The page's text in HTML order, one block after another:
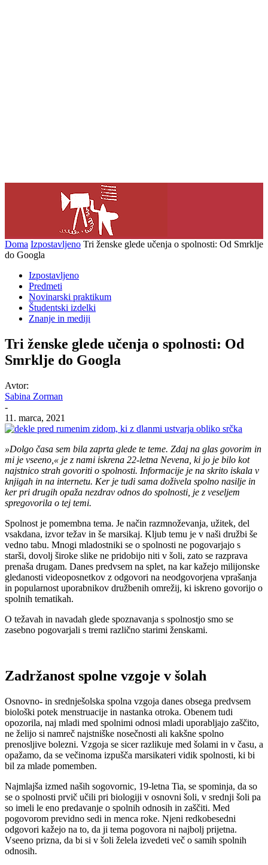
Doma Izpostavljeno Tri ženske glede učenja o spolnosti: Od Smrklje
do Googla
Izpostavljeno
Predmeti
Novinarski praktikum
Študentski izdelki
Znanje in mediji
Tri ženske glede učenja o spolnosti: Od
Smrklje do Googla
Avtor:
Sabina Zorman
-
11. marca, 2021
»Dolgo časa sem bila zaprta glede te teme. Zdaj na glas govorim in
mi je vseeno,« je z nami iskrena 22-letna Nevena, ki jo je bilo kot
najstnico strah govoriti o spolnosti. Informacije je na skrito iskala v
knjigah in na internetu. Ker je tudi sama doživela spolno nasilje in
ker pri drugih opaža nezdrav odnos do spolnosti, je z veseljem
spregovorila o tej temi.
Spolnost je pomembna tema. Je način razmnoževanja, užitek, del
vsakdana, izvor težav in še marsikaj. Kljub temu je v naši družbi še
vedno tabu. Mnogi mladostniki se o spolnosti ne pogovarjajo s
starši, dovolj široke slike ne pridobijo niti v šoli, zato se razprava
prenaša drugam. Danes predvsem na splet, na kar kažejo milijonske
gledanosti videoposnetkov z odgovori na neodgovorjena vprašanja
in popularnost uporabnikov družbenih omrežij, ki iskreno govorijo o
spolnih tematikah.
O težavah in navadah glede spoznavanja s spolnostjo smo se
zasebno pogovarjali s tremi različno starimi ženskami.
Zadržanost spolne vzgoje v šolah
Osnovno- in srednješolska spolna vzgoja danes obsega predvsem
biološki potek menstruacije in nastanka otroka. Obenem tudi
opozorila, naj mladi med spolnimi odnosi mladi uporabljajo zaščito,
ne želijo si namreč najstniške nosečnosti ali kakšne spolno
prenosljive bolezni. Vzgoja se sicer razlikuje med šolami in v času, a
opažamo, da se večinoma izpušča marsikateri vidik spolnosti, ki bi
bil za mlade pomemben.
Najmlajša izmed naših sogovornic, 19-letna Tia, se spominja, da so
se o spolnosti prvič učili pri biologiji v osnovni šoli, v srednji šoli pa
so imeli le eno predavanje o spolnih odnosih in zaščiti. Med
pogovorom previdno sedi in menca roke. Njeni redkobesedni
odgovori kažejo na to, da ji tema pogovora ni najbolj prijetna.
Vseeno prizna, da bi si v šoli želela izvedeti več o samih spolnih
odnosih.